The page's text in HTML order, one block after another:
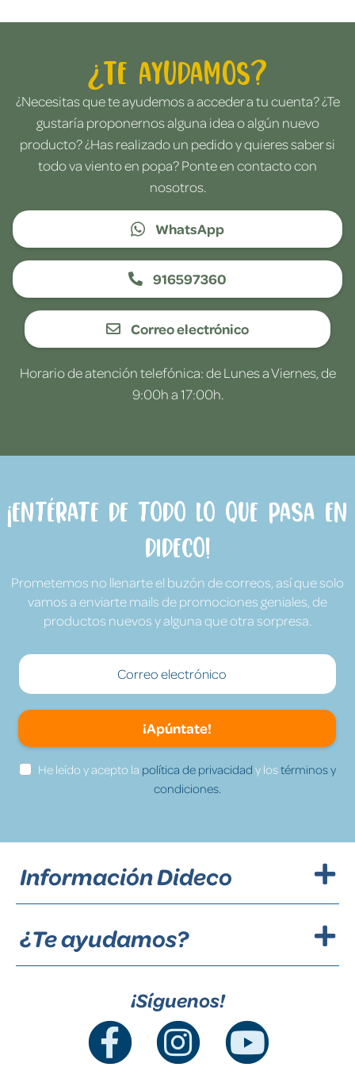
¿Te ayudamos?
¿Necesitas que te ayudemos a acceder a tu cuenta? ¿Te
gustaría proponernos alguna idea o algún nuevo
producto? ¿Has realizado un pedido y quieres saber si
todo va viento en popa? Ponte en contacto con
nosotros.
WhatsApp
916597360
Correo electrónico
Horario de atención telefónica: de Lunes a Viernes, de
9:00h a 17:00h.
¡Entérate de todo lo que pasa en
Dideco!
Prometemos no llenarte el buzón de correos, así que solo
vamos a enviarte mails de promociones geniales, de
productos nuevos y alguna que otra sorpresa.
¡Apúntate!
He leído y acepto la política de privacidad y lostérminos y
condiciones.
Información Dideco
¿Te ayudamos?
¡Síguenos!